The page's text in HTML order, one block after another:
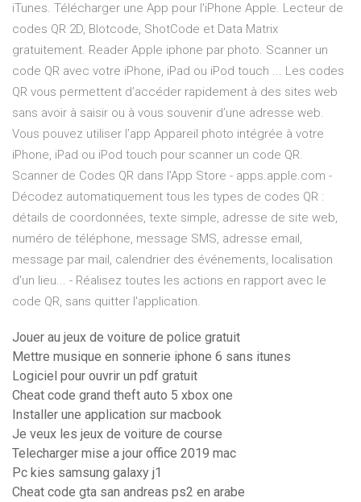
iTunes. Télécharger une App pour l'iPhone Apple. Lecteur de
codes QR 2D, Blotcode, ShotCode et Data Matrix
gratuitement. Reader Apple iphone par photo. Scanner un
code QR avec votre iPhone, iPad ou iPod touch ... Les codes
QR vous permettent d’accéder rapidement à des sites web
sans avoir à saisir ou à vous souvenir d’une adresse web.
Vous pouvez utiliser l’app Appareil photo intégrée à votre
iPhone, iPad ou iPod touch pour scanner un code QR.
‎Scanner de Codes QR dans l’App Store - apps.apple.com -
Décodez automatiquement tous les types de codes QR :
détails de coordonnées, texte simple, adresse de site web,
numéro de téléphone, message SMS, adresse email,
message par mail, calendrier des événements, localisation
d'un lieu... - Réalisez toutes les actions en rapport avec le
code QR, sans quitter l'application.
Jouer au jeux de voiture de police gratuit
Mettre musique en sonnerie iphone 6 sans itunes
Logiciel pour ouvrir un pdf gratuit
Cheat code grand theft auto 5 xbox one
Installer une application sur macbook
Je veux les jeux de voiture de course
Telecharger mise a jour office 2019 mac
Pc kies samsung galaxy j1
Cheat code gta san andreas ps2 en arabe